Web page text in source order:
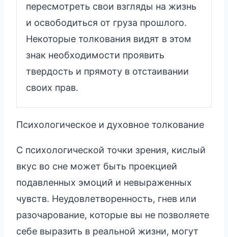
пересмотреть свои взгляды на жизнь
и освободиться от груза прошлого.
Некоторые толкования видят в этом
знак необходимости проявить
твердость и прямоту в отстаивании
своих прав.
Психологическое и духовное толкование
С психологической точки зрения, кислый
вкус во сне может быть проекцией
подавленных эмоций и невыраженных
чувств. Неудовлетворенность, гнев или
разочарование, которые вы не позволяете
себе выразить в реальной жизни, могут